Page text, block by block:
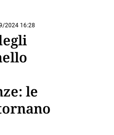
2024 16:28
le